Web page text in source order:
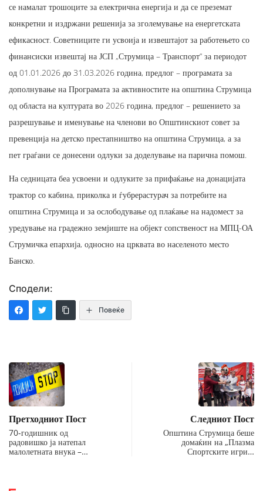
се намалат трошоците за електрична енергија и да се преземат
конкретни и издржани решенија за зголемување на енергетската
ефикасност. Советниците ги усвоија и извештајот за работењето со
финансиски извештај на ЈСП „Струмица – Транспорт“ за периодот
од 01.01.2026 до 31.03.2026 година, предлог – програмата за
дополнување на Програмата за активностите на општина Струмица
од областа на културата во 2026 година, предлог – решението за
разрешување и именување на членови во Општинскиот совет за
превенција на детско престапништво на општина Струмица, а за
пет граѓани се донесени одлуки за доделување на парична помош.
На седницата беа усвоени и одлуките за прифаќање на донацијата
трактор со кабина, приколка и ѓубрерастурач за потребите на
општина Струмица и за ослободување од плаќање на надомест за
уредување на градежно земјиште на објект сопственост на МПЦ-ОА
Струмичка епархија, односно на црквата во населеното место
Банско.
Сподели:
Повеќе
Претходниот Пост
70-годишник од
радовишко ја натепал
малолетната внука –…
Следниот Пост
Општина Струмица беше
домаќин на „Плазма
Спортските игри…